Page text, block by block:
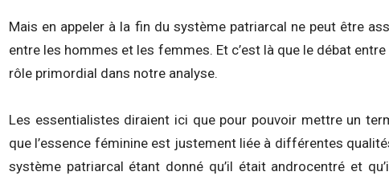
Mais en appeler à la fin du système patriarcal ne peut être
entre les hommes et les femmes. Et c’est là que le débat
rôle primordial dans notre analyse.
Les essentialistes diraient ici que pour pouvoir mettre un
que l’essence féminine est justement liée à différentes
système patriarcal étant donné qu’il était androcentré et